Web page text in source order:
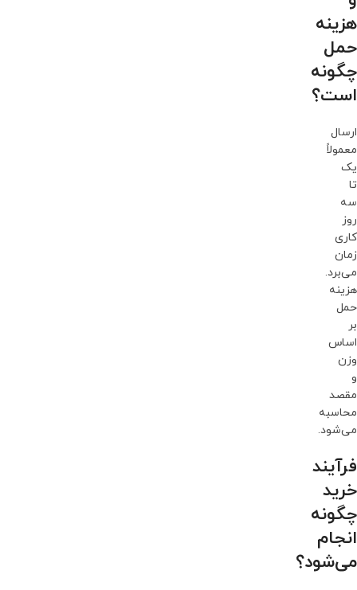
هزینه
حمل
چگونه
است؟
ارسال
معمولاً
یک
تا
سه
روز
کاری
زمان
می‌برد.
هزینه
حمل
بر
اساس
وزن
و
مقصد
محاسبه
می‌شود.
فرآیند
خرید
چگونه
انجام
می‌شود؟